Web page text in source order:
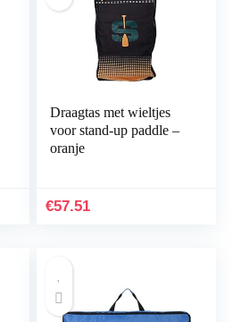
Draagtas met wieltjes
voor stand-up paddle –
oranje
€57.51